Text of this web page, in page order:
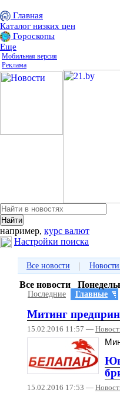
Главная
Каталог низких цен
Гороскопы
Еще
Мобильная версия
Реклама
например, курс валют
Настройки поиска
Все новости |
Все новости
Последние Главные
Митинг
15.02.2016 11:57 —
15.02.2016 17:53 —